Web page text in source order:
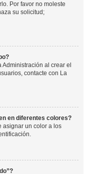
Por favor no moleste
su solicitud;
al crear el
contacte con La
en diferentes colores?
asignar un color a los